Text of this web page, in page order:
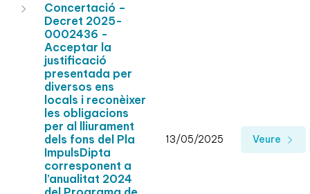
Concertació –
Decret 2025-
0002436 -
Acceptar la
justificació
presentada per
diversos ens
locals i reconèixer
les obligacions
per al lliurament
dels fons del Pla
ImpulsDipta
corresponent a
l’anualitat 2024
13/05/2025 Veure